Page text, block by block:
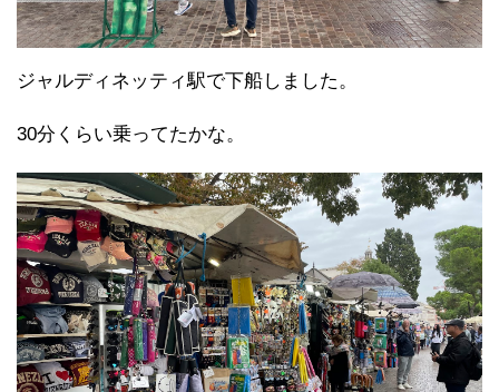
ジャルディネッティ駅で下船しました。
30分くらい乗ってたかな。